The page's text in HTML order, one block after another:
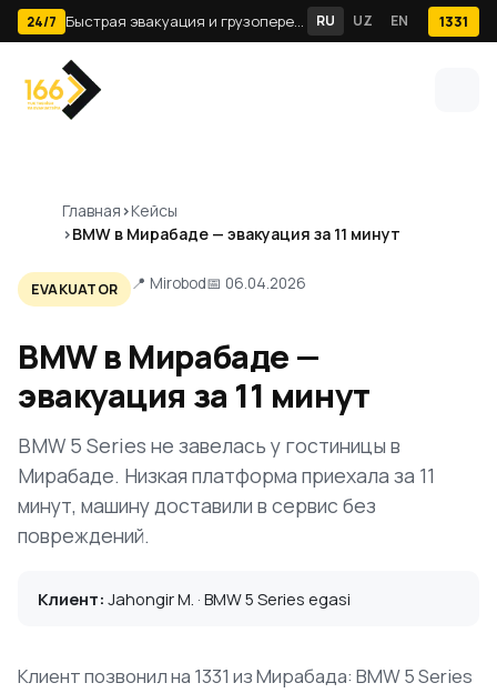
24/7 Быстрая эвакуация и грузоперевозки по Ташкенту · 24/7 RU UZ EN 1331
Главная Кейсы
BMW в Мирабаде — эвакуация за 11 минут
EVAKUATOR 📍 Mirobod📅 06.04.2026
BMW в Мирабаде —
эвакуация за 11 минут
BMW 5 Series не завелась у гостиницы в
Мирабаде. Низкая платформа приехала за 11
минут, машину доставили в сервис без
повреждений.
Клиент: Jahongir M. · BMW 5 Series egasi
Клиент позвонил на 1331 из Мирабада: BMW 5 Series